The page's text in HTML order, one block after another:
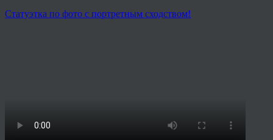
Статуэтка по фото с портретным сходством!